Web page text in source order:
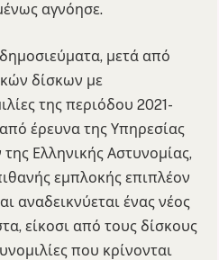
αγνόησε.
μετά από
δίσκων με
της περιόδου 2021-
έρευνα της Υπηρεσίας
Ελληνικής Αστυνομίας,
εμπλοκής επιπλέον
αναδεικνύεται ένας νέος
είκοσι από τους δίσκους
που κρίνονται